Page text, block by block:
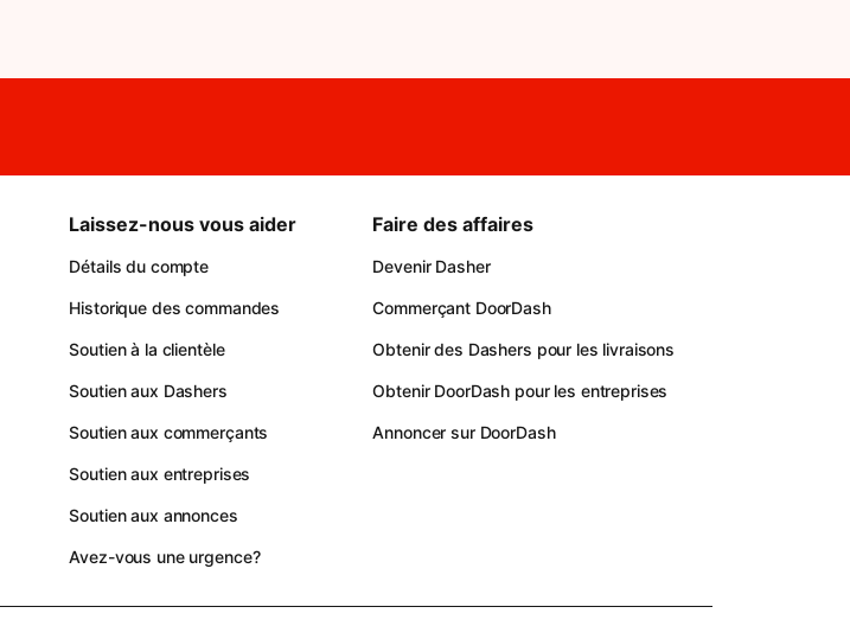
Laissez-nous vous aider
Détails du compte
Historique des commandes
Soutien à la clientèle
Soutien aux Dashers
Soutien aux commerçants
Soutien aux entreprises
Soutien aux annonces
Avez-vous une urgence?
Faire des affaires
Devenir Dasher
Commerçant DoorDash
Obtenir des Dashers pour les livraisons
Obtenir DoorDash pour les entreprises
Annoncer sur DoorDash